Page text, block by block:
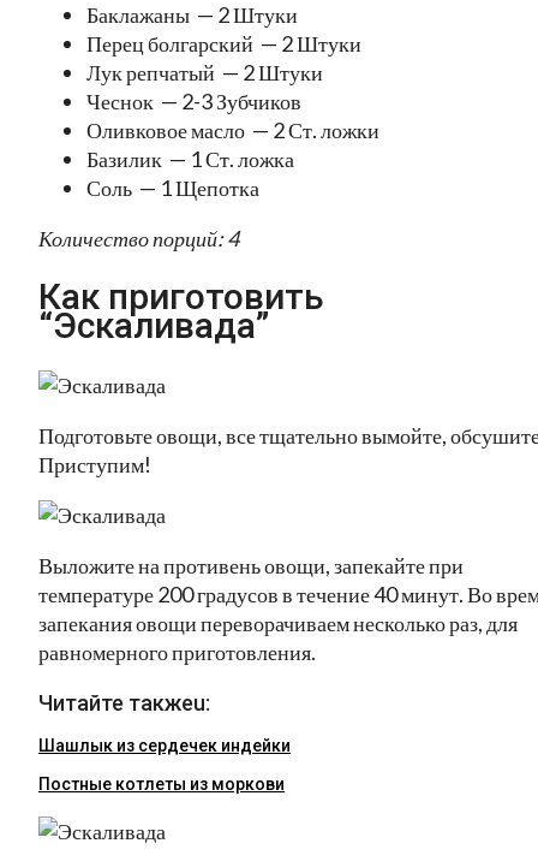
Баклажаны — 2 Штуки
Перец болгарский — 2 Штуки
Лук репчатый — 2 Штуки
Чеснок — 2-3 Зубчиков
Оливковое масло — 2 Ст. ложки
Базилик — 1 Ст. ложка
Соль — 1 Щепотка
Количество порций: 4
Как приготовить
“Эскаливада”
Подготовьте овощи, все тщательно вымойте,
Приступим!
Выложите на противень овощи, запекайте при
температуре 200 градусов в течение 40 минут. Во
запекания овощи переворачиваем несколько раз, для
равномерного приготовления.
Читайте такжеu:
Шашлык из сердечек индейки
Постные котлеты из моркови